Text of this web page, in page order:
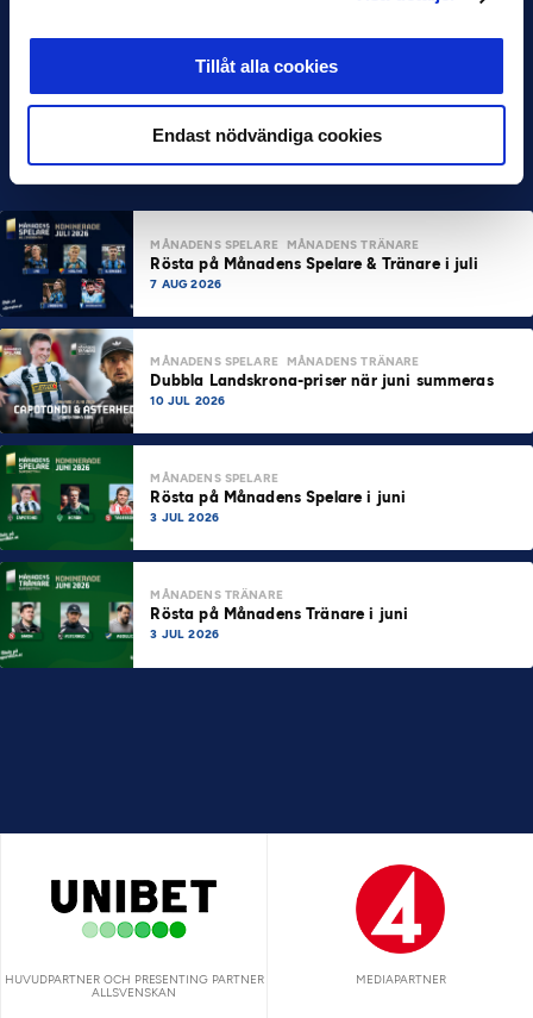
Tillåt alla cookies
Endast nödvändiga cookies
MÅNADENS SPELARE MÅNADENS TRÄNARE
Rösta på Månadens Spelare & Tränare i juli
7 AUG 2026
MÅNADENS SPELARE MÅNADENS TRÄNARE
Dubbla Landskrona-priser när juni summeras
10 JUL 2026
MÅNADENS SPELARE
Rösta på Månadens Spelare i juni
3 JUL 2026
MÅNADENS TRÄNARE
Rösta på Månadens Tränare i juni
3 JUL 2026
HUVUDPARTNER OCH PRESENTING PARTNER
ALLSVENSKAN
MEDIAPARTNER